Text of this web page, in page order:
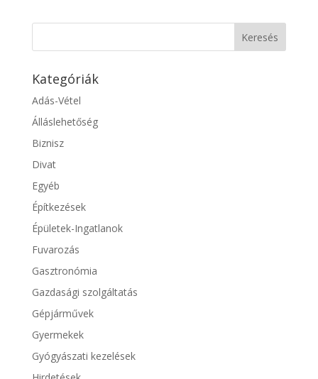
Kategóriák
Adás-Vétel
Álláslehetőség
Biznisz
Divat
Egyéb
Építkezések
Épületek-Ingatlanok
Fuvarozás
Gasztronómia
Gazdasági szolgáltatás
Gépjárművek
Gyermekek
Gyógyászati kezelések